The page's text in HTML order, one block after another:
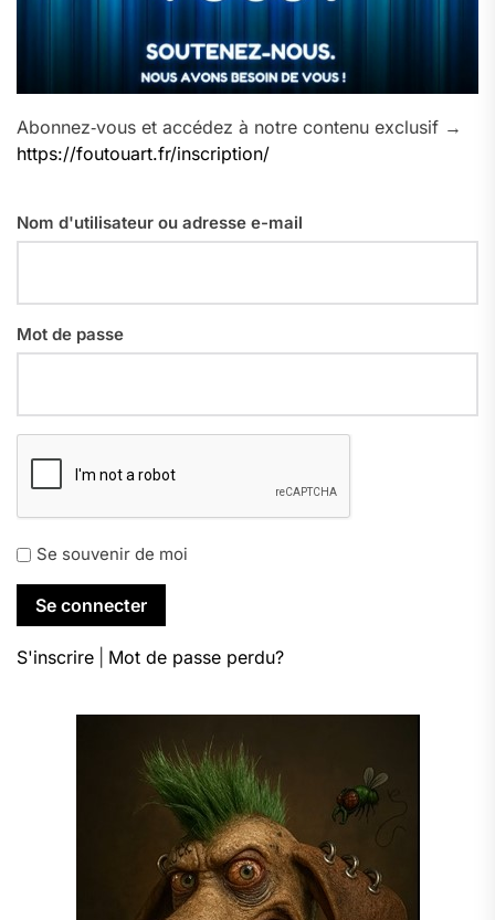
Abonnez‑vous et accédez à notre contenu exclusif →
https://foutouart.fr/inscription/
Nom d'utilisateur ou adresse e-mail
Mot de passe
Se souvenir de moi
S'inscrire Mot de passe perdu?